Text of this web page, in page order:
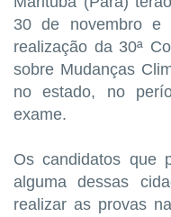
30 de novembro
realização da 30ª
sobre Mudanças
no estado, no
exame.
Os candidatos que
alguma dessas
realizar as provas